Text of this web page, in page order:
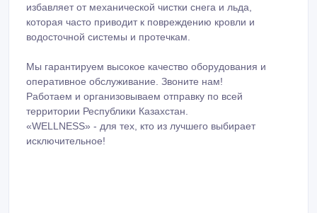
избавляет от механической чистки снега и льда,
которая часто приводит к повреждению кровли и
водосточной системы и протечкам.
Мы гарантируем высокое качество оборудования и
оперативное обслуживание. Звоните нам!
Работаем и организовываем отправку по всей
территории Республики Казахстан.
«WELLNESS» - для тех, кто из лучшего выбирает
исключительное!